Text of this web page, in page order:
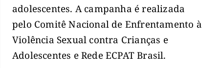
adolescentes. A campanha é realizada
pelo Comitê Nacional de Enfrentamento à
Violência Sexual contra Crianças e
Adolescentes e Rede ECPAT Brasil.